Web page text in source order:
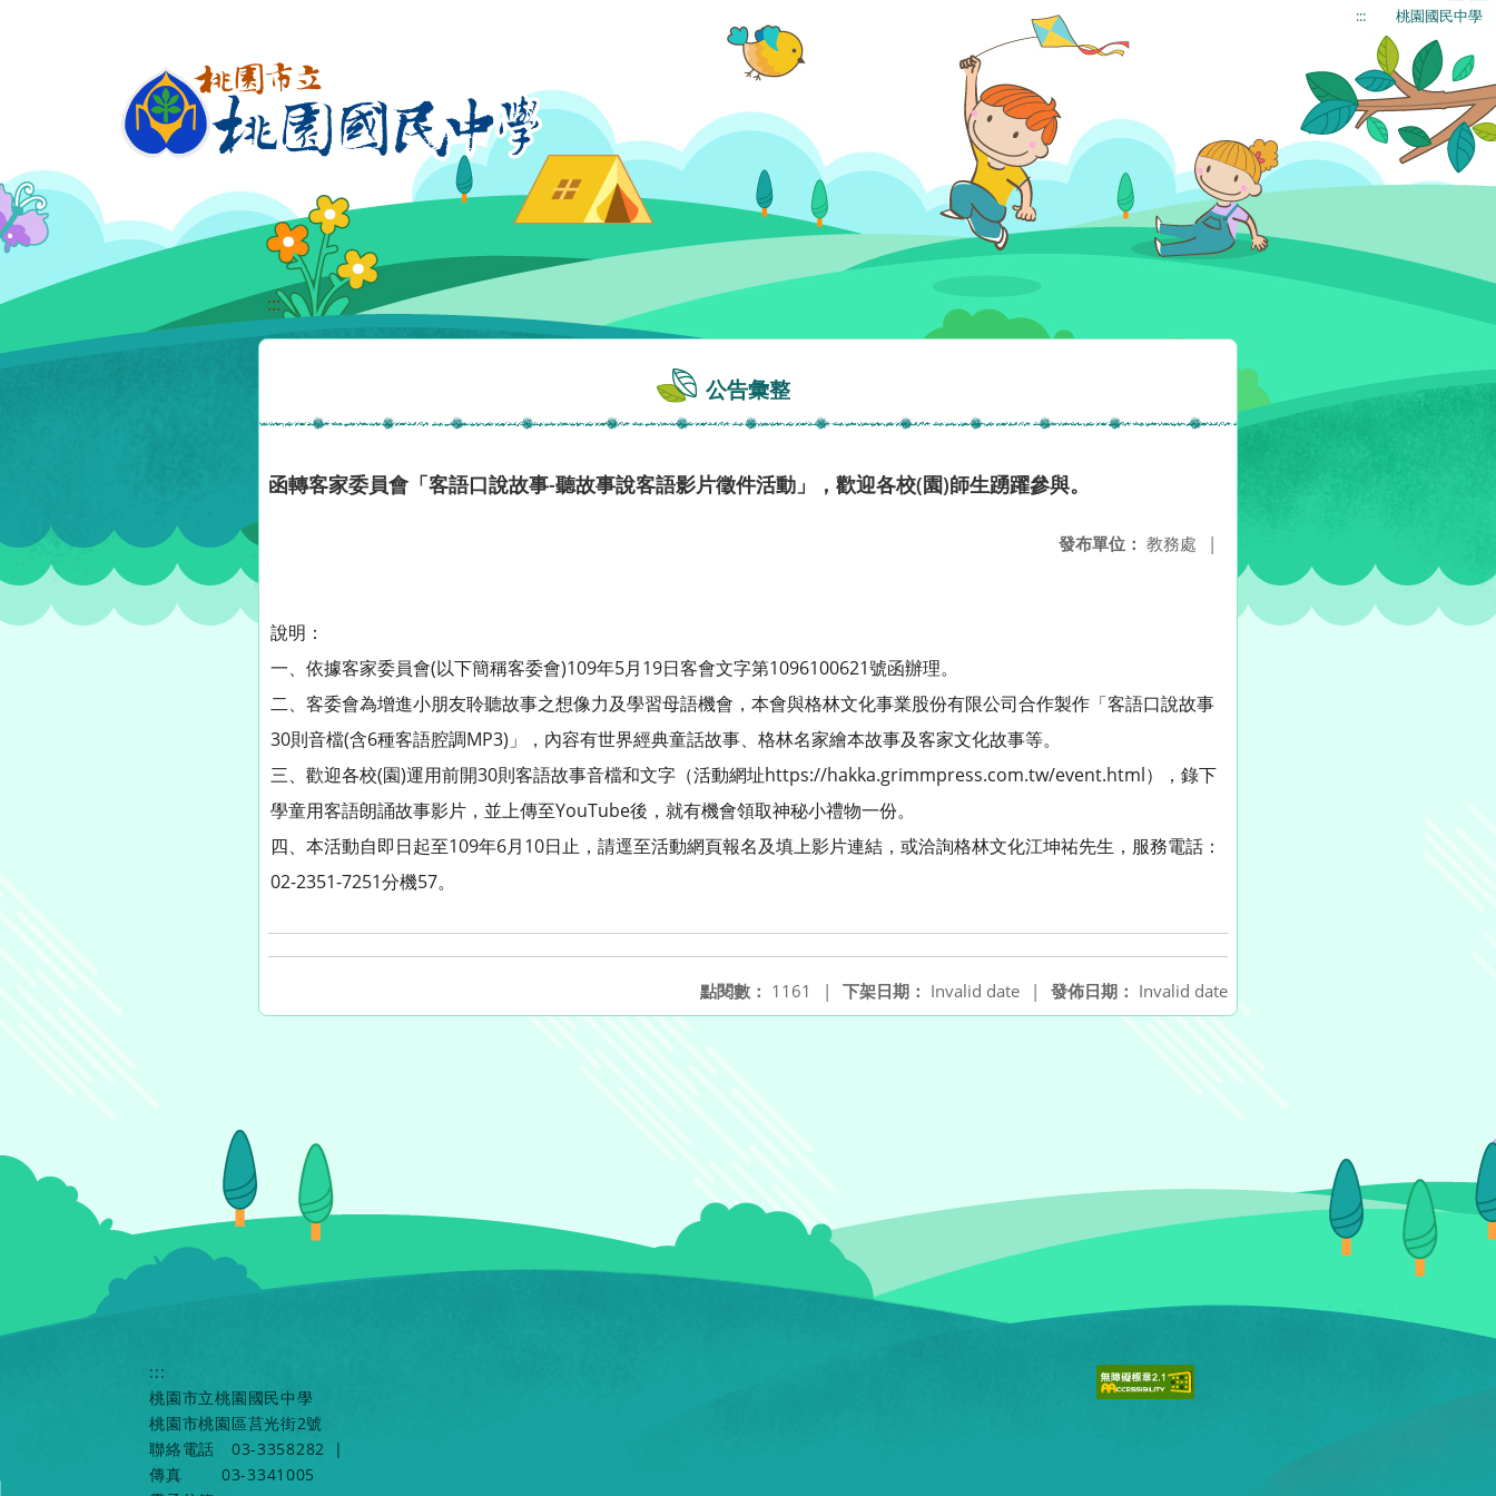
::: 桃園國民中學
:::
公告彙整
函轉客家委員會「客語口說故事-聽故事說客語影片徵件活動」，歡迎各校(園)師生踴躍參與。
發布單位： 教務處 |
說明：
一、依據客家委員會(以下簡稱客委會)109年5月19日客會文字第1096100621號函辦理。
二、客委會為增進小朋友聆聽故事之想像力及學習母語機會，本會與格林文化事業股份有限公司合作製作「客語口說故事
30則音檔(含6種客語腔調MP3)」，內容有世界經典童話故事、格林名家繪本故事及客家文化故事等。
三、歡迎各校(園)運用前開30則客語故事音檔和文字（活動網址https://hakka.grimmpress.com.tw/event.html），錄下
學童用客語朗誦故事影片，並上傳至YouTube後，就有機會領取神秘小禮物一份。
四、本活動自即日起至109年6月10日止，請逕至活動網頁報名及填上影片連結，或洽詢格林文化江坤祐先生，服務電話：
02-2351-7251分機57。
發佈日期： Invalid date
下架日期： Invalid date |
點閱數： 1161 |
:::
桃園市立桃園國民中學
桃園市桃園區莒光街2號
聯絡電話
03-3358282
|
傳真
03-3341005